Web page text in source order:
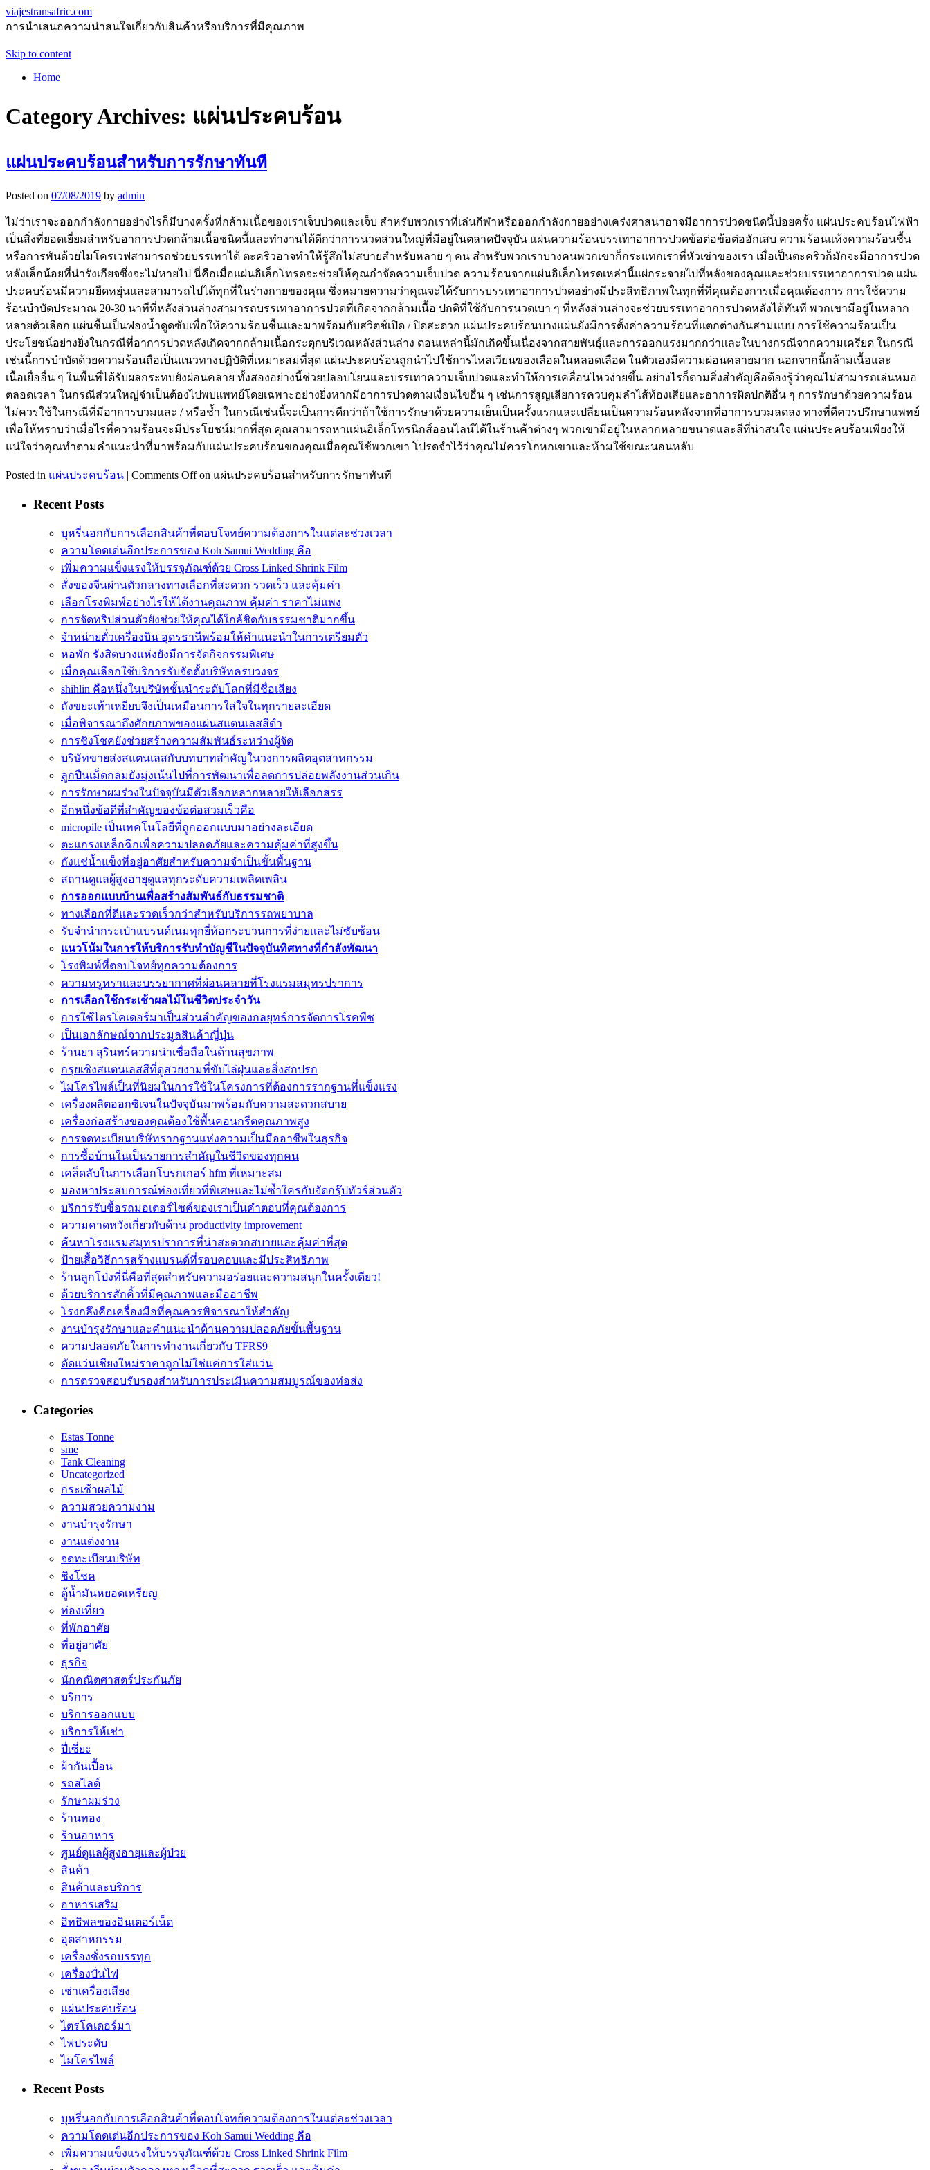
viajestransafric.com
การนำเสนอความน่าสนใจเกี่ยวกับสินค้าหรือบริการที่มีคุณภาพ
Skip to content
Home
Category Archives: แผ่นประคบร้อน
แผ่นประคบร้อนสำหรับการรักษาทันที
Posted on 07/08/2019 by admin
ไม่ว่าเราจะออกกำลังกายอย่างไรก็มีบางครั้งที่กล้ามเนื้อของเราเจ็บปวดและเจ็บ สำหรับพวกเราที่เล่นกีฬาหรือออกกำลังกายอย่างเคร่งศาสนาอาจมีอาการปวดชนิดนี้บ่อยครั้ง แผ่นประคบร้อนไฟฟ้า
เป็นสิ่งที่ยอดเยี่ยมสำหรับอาการปวดกล้ามเนื้อชนิดนี้และทำงานได้ดีกว่าการนวดส่วนใหญ่ที่มีอยู่ในตลาดปัจจุบัน แผ่นความร้อนบรรเทาอาการปวดข้อต่อข้อต่ออักเสบ ความร้อนแห้งความร้อนชื้น
หรือการพันด้วยไมโครเวฟสามารถช่วยบรรเทาได้ ตะคริวอาจทำให้รู้สึกไม่สบายสำหรับหลาย ๆ คน สำหรับพวกเราบางคนพวกเขาก็กระแทกเราที่หัวเข่าของเรา เมื่อเป็นตะคริวก็มักจะมีอาการปวด
หลังเล็กน้อยที่น่ารังเกียจซึ่งจะไม่หายไป นี่คือเมื่อแผ่นอิเล็กโทรดจะช่วยให้คุณกำจัดความเจ็บปวด ความร้อนจากแผ่นอิเล็กโทรดเหล่านี้แผ่กระจายไปที่หลังของคุณและช่วยบรรเทาอาการปวด แผ่น
ประคบร้อนมีความยืดหยุ่นและสามารถไปได้ทุกที่ในร่างกายของคุณ ซึ่งหมายความว่าคุณจะได้รับการบรรเทาอาการปวดอย่างมีประสิทธิภาพในทุกที่ที่คุณต้องการเมื่อคุณต้องการ การใช้ความ
ร้อนบำบัดประมาณ 20-30 นาทีที่หลังส่วนล่างสามารถบรรเทาอาการปวดที่เกิดจากกล้ามเนื้อ ปกติที่ใช้กับการนวดเบา ๆ ที่หลังส่วนล่างจะช่วยบรรเทาอาการปวดหลังได้ทันที พวกเขามีอยู่ในหลาก
หลายตัวเลือก แผ่นชื้นเป็นฟองน้ำดูดซับเพื่อให้ความร้อนชื้นและมาพร้อมกับสวิตช์เปิด / ปิดสะดวก แผ่นประคบร้อนบางแผ่นยังมีการตั้งค่าความร้อนที่แตกต่างกันสามแบบ การใช้ความร้อนเป็น
ประโยชน์อย่างยิ่งในกรณีที่อาการปวดหลังเกิดจากกล้ามเนื้อกระตุกบริเวณหลังส่วนล่าง ตอนเหล่านี้มักเกิดขึ้นเนื่องจากสายพันธุ์และการออกแรงมากกว่าและในบางกรณีจากความเครียด ในกรณี
เช่นนี้การบำบัดด้วยความร้อนถือเป็นแนวทางปฏิบัติที่เหมาะสมที่สุด แผ่นประคบร้อนถูกนำไปใช้การไหลเวียนของเลือดในหลอดเลือด ในตัวเองมีความผ่อนคลายมาก นอกจากนี้กล้ามเนื้อและ
เนื้อเยื่ออื่น ๆ ในพื้นที่ได้รับผลกระทบยังผ่อนคลาย ทั้งสองอย่างนี้ช่วยปลอบโยนและบรรเทาความเจ็บปวดและทำให้การเคลื่อนไหวง่ายขึ้น อย่างไรก็ตามสิ่งสำคัญคือต้องรู้ว่าคุณไม่สามารถเล่นหมอ
ตลอดเวลา ในกรณีส่วนใหญ่จำเป็นต้องไปพบแพทย์โดยเฉพาะอย่างยิ่งหากมีอาการปวดตามเงื่อนไขอื่น ๆ เช่นการสูญเสียการควบคุมลำไส้ท้องเสียและอาการผิดปกติอื่น ๆ การรักษาด้วยความร้อน
ไม่ควรใช้ในกรณีที่มีอาการบวมและ / หรือช้ำ ในกรณีเช่นนี้จะเป็นการดีกว่าถ้าใช้การรักษาด้วยความเย็นเป็นครั้งแรกและเปลี่ยนเป็นความร้อนหลังจากที่อาการบวมลดลง ทางที่ดีควรปรึกษาแพทย์
เพื่อให้ทราบว่าเมื่อไรที่ความร้อนจะมีประโยชน์มากที่สุด คุณสามารถหาแผ่นอิเล็กโทรนิกส์ออนไลน์ได้ในร้านค้าต่างๆ พวกเขามีอยู่ในหลากหลายขนาดและสีที่น่าสนใจ แผ่นประคบร้อนเพียงให้
แน่ใจว่าคุณทำตามคำแนะนำที่มาพร้อมกับแผ่นประคบร้อนของคุณเมื่อคุณใช้พวกเขา โปรดจำไว้ว่าคุณไม่ควรโกหกเขาและห้ามใช้ขณะนอนหลับ
Posted in แผ่นประคบร้อน | Comments Offon แผ่นประคบร้อนสำหรับการรักษาทันที
Recent Posts
บุหรี่นอกกับการเลือกสินค้าที่ตอบโจทย์ความต้องการในแต่ละช่วงเวลา
ความโดดเด่นอีกประการของ Koh Samui Wedding คือ
เพิ่มความแข็งแรงให้บรรจุภัณฑ์ด้วย Cross Linked Shrink Film
สั่งของจีนผ่านตัวกลางทางเลือกที่สะดวก รวดเร็ว และคุ้มค่า
เลือกโรงพิมพ์อย่างไรให้ได้งานคุณภาพ คุ้มค่า ราคาไม่แพง
การจัดทริปส่วนตัวยังช่วยให้คุณได้ใกล้ชิดกับธรรมชาติมากขึ้น
จำหน่ายตั๋วเครื่องบิน อุดรธานีพร้อมให้คำแนะนำในการเตรียมตัว
หอพัก รังสิตบางแห่งยังมีการจัดกิจกรรมพิเศษ
เมื่อคุณเลือกใช้บริการรับจัดตั้งบริษัทครบวงจร
shihlin คือหนึ่งในบริษัทชั้นนำระดับโลกที่มีชื่อเสียง
ถังขยะเท้าเหยียบจึงเป็นเหมือนการใส่ใจในทุกรายละเอียด
เมื่อพิจารณาถึงศักยภาพของแผ่นสแตนเลสสีดำ
การชิงโชคยังช่วยสร้างความสัมพันธ์ระหว่างผู้จัด
บริษัทขายส่งสแตนเลสกับบทบาทสำคัญในวงการผลิตอุตสาหกรรม
ลูกปืนเม็ดกลมยังมุ่งเน้นไปที่การพัฒนาเพื่อลดการปล่อยพลังงานส่วนเกิน
การรักษาผมร่วงในปัจจุบันมีตัวเลือกหลากหลายให้เลือกสรร
อีกหนึ่งข้อดีที่สำคัญของข้อต่อสวมเร็วคือ
micropile เป็นเทคโนโลยีที่ถูกออกแบบมาอย่างละเอียด
ตะแกรงเหล็กฉีกเพื่อความปลอดภัยและความคุ้มค่าที่สูงขึ้น
ถังแช่น้ำแข็งที่อยู่อาศัยสำหรับความจำเป็นขั้นพื้นฐาน
สถานดูแลผู้สูงอายุดูแลทุกระดับความเพลิดเพลิน
การออกแบบบ้านเพื่อสร้างสัมพันธ์กับธรรมชาติ
ทางเลือกที่ดีและรวดเร็วกว่าสำหรับบริการรถพยาบาล
รับจำนำกระเป๋าแบรนด์เนมทุกยี่ห้อกระบวนการที่ง่ายและไม่ซับซ้อน
แนวโน้มในการให้บริการรับทำบัญชีในปัจจุบันทิศทางที่กำลังพัฒนา
โรงพิมพ์ที่ตอบโจทย์ทุกความต้องการ
ความหรูหราและบรรยากาศที่ผ่อนคลายที่โรงแรมสมุทรปราการ
การเลือกใช้กระเช้าผลไม้ในชีวิตประจำวัน
การใช้ไตรโคเดอร์มาเป็นส่วนสำคัญของกลยุทธ์การจัดการโรคพืช
เป็นเอกลักษณ์จากประมูลสินค้าญี่ปุ่น
ร้านยา สุรินทร์ความน่าเชื่อถือในด้านสุขภาพ
กรุยเชิงสแตนเลสสีที่ดูสวยงามที่ขับไล่ฝุ่นและสิ่งสกปรก
ไมโครไพล์เป็นที่นิยมในการใช้ในโครงการที่ต้องการรากฐานที่แข็งแรง
เครื่องผลิตออกซิเจนในปัจจุบันมาพร้อมกับความสะดวกสบาย
เครื่องก่อสร้างของคุณต้องใช้พื้นคอนกรีตคุณภาพสูง
การจดทะเบียนบริษัทรากฐานแห่งความเป็นมืออาชีพในธุรกิจ
การซื้อบ้านในเป็นรายการสำคัญในชีวิตของทุกคน
เคล็ดลับในการเลือกโบรกเกอร์ hfm ที่เหมาะสม
มองหาประสบการณ์ท่องเที่ยวที่พิเศษและไม่ซ้ำใครกับจัดกรุ๊ปทัวร์ส่วนตัว
บริการรับซื้อรถมอเตอร์ไซค์ของเราเป็นคำตอบที่คุณต้องการ
ความคาดหวังเกี่ยวกับด้าน productivity improvement
ค้นหาโรงแรมสมุทรปราการที่น่าสะดวกสบายและคุ้มค่าที่สุด
ป้ายเสื้อวิธีการสร้างแบรนด์ที่รอบคอบและมีประสิทธิภาพ
ร้านลูกโป่งที่นี่คือที่สุดสำหรับความอร่อยและความสนุกในครั้งเดียว!
ด้วยบริการสักคิ้วที่มีคุณภาพและมืออาชีพ
โรงกลึงคือเครื่องมือที่คุณควรพิจารณาให้สำคัญ
งานบำรุงรักษาและคำแนะนำด้านความปลอดภัยขั้นพื้นฐาน
ความปลอดภัยในการทำงานเกี่ยวกับ TFRS9
ตัดแว่นเชียงใหม่ราคาถูกไม่ใช่แค่การใส่แว่น
การตรวจสอบรับรองสำหรับการประเมินความสมบูรณ์ของท่อส่ง
Categories
Estas Tonne
sme
Tank Cleaning
Uncategorized
กระเช้าผลไม้
ความสวยความงาม
งานบำรุงรักษา
งานแต่งงาน
จดทะเบียนบริษัท
ชิงโชค
ตู้น้ำมันหยอดเหรียญ
ท่องเที่ยว
ที่พักอาศัย
ที่อยู่อาศัย
ธุรกิจ
นักคณิตศาสตร์ประกันภัย
บริการ
บริการออกแบบ
บริการให้เช่า
ปี่เซี่ยะ
ผ้ากันเปื้อน
รถสไลด์
รักษาผมร่วง
ร้านทอง
ร้านอาหาร
ศูนย์ดูแลผู้สูงอายุและผู้ป่วย
สินค้า
สินค้าและบริการ
อาหารเสริม
อิทธิพลของอินเตอร์เน็ต
อุตสาหกรรม
เครื่องชั่งรถบรรทุก
เครื่องปั่นไฟ
เช่าเครื่องเสียง
แผ่นประคบร้อน
ไตรโคเดอร์มา
ไฟประดับ
ไมโครไพล์
Recent Posts
บุหรี่นอกกับการเลือกสินค้าที่ตอบโจทย์ความต้องการในแต่ละช่วงเวลา
ความโดดเด่นอีกประการของ Koh Samui Wedding คือ
เพิ่มความแข็งแรงให้บรรจุภัณฑ์ด้วย Cross Linked Shrink Film